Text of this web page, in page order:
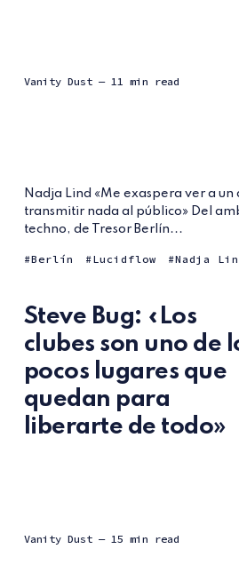
Vanity Dust — 11 min read
Nadja Lind «Me exaspera ver a un
transmitir nada al público» Del
techno, de Tresor Berlín...
Berlín Lucidflow Nadja
Steve Bug: «Los
clubes son uno de
pocos lugares que
quedan para
liberarte de todo»
Vanity Dust — 15 min read